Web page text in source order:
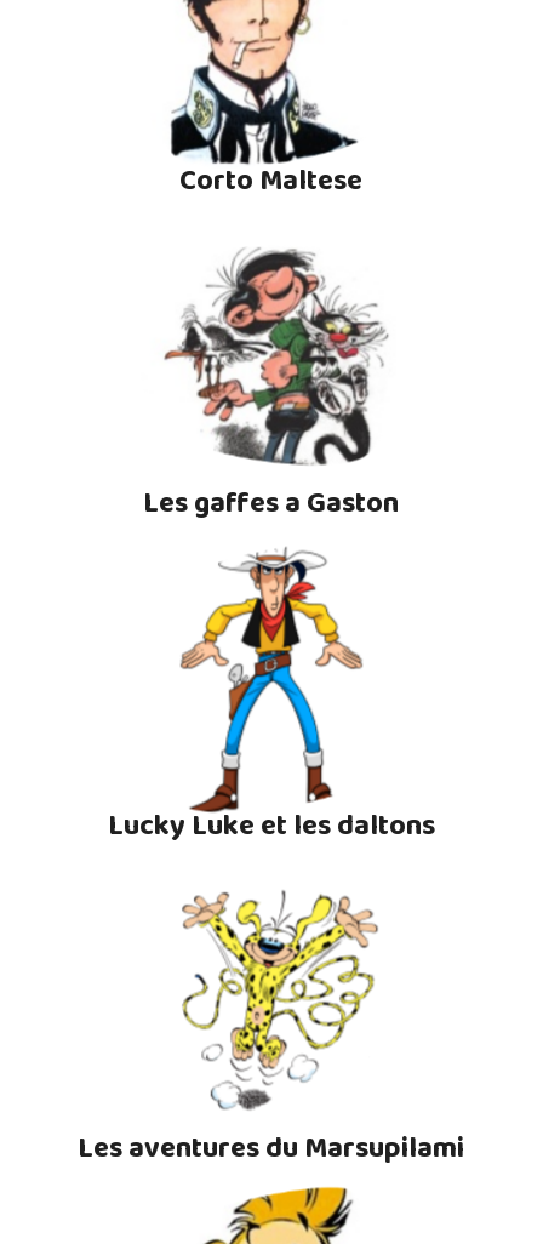
Corto Maltese
Les gaffes a Gaston
Lucky Luke et les daltons
Les aventures du Marsupilami